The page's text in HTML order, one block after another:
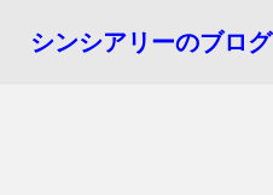
シンシアリーのブログ